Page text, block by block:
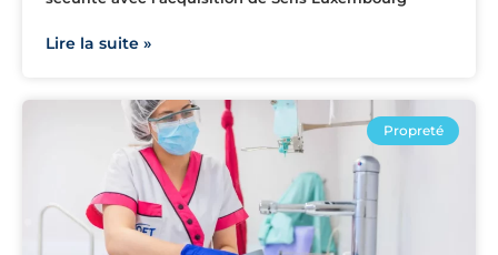
Lire la suite »
Propreté